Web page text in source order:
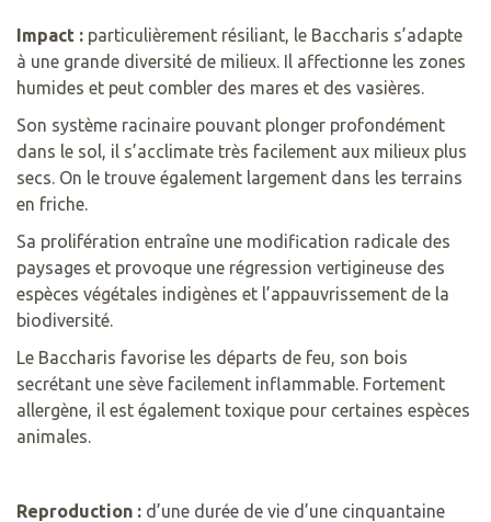
Impact : particulièrement résiliant, le Baccharis s’adapte
à une grande diversité de milieux. Il affectionne les zones
humides et peut combler des mares et des vasières.
Son système racinaire pouvant plonger profondément
dans le sol, il s’acclimate très facilement aux milieux plus
secs. On le trouve également largement dans les terrains
en friche.
Sa prolifération entraîne une modification radicale des
paysages et provoque une régression vertigineuse des
espèces végétales indigènes et l’appauvrissement de la
biodiversité.
Le Baccharis favorise les départs de feu, son bois
secrétant une sève facilement inflammable. Fortement
allergène, il est également toxique pour certaines espèces
animales.
Reproduction : d’une durée de vie d’une cinquantaine